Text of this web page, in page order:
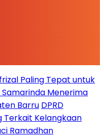
Paling Tepat untuk
Samarinda Menerima
Barru DPRD
Terkait Kelangkaan
Ramadhan